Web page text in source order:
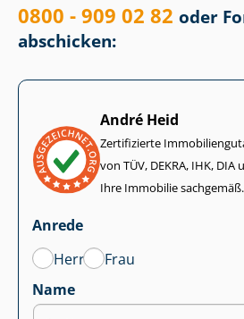
0800 - 909 02 82 oder
abschicken:
André Heid
Zertifizierte
von TÜV, DEKRA, IHK, DIA
Ihre Immobilie sachgemäß.
Anrede
Herr
Frau
Name